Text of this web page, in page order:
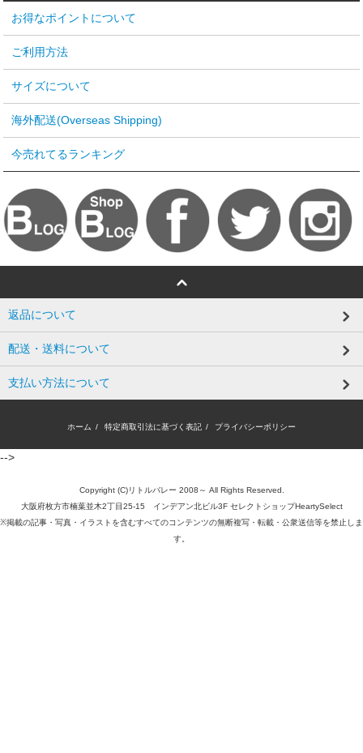
お得なポイントについて
ご利用方法
サイズについて
海外配送(Overseas Shipping)
今売れてるランキング
返品について
配送・送料について
支払い方法について
ホーム / 特定商取引法に基づく表記 / プライバシーポリシー
-->
Copyright (C)リトルバレー 2008～ All Rights Reserved.
大阪府枚方市楠葉並木2丁目25-15 インデアン北ビル3F セレクトショップHeartySelect
※掲載の記事・写真・イラストを含むすべてのコンテンツの無断複写・転載・公衆送信等を禁止しま
す。